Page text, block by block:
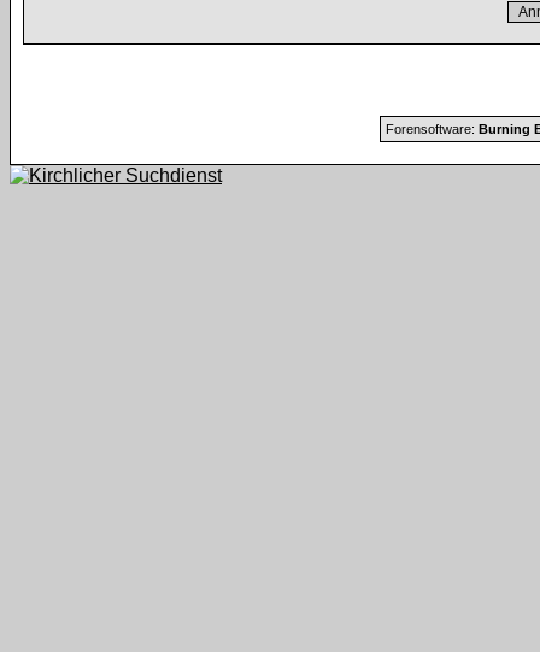
Forensoftware: Burning